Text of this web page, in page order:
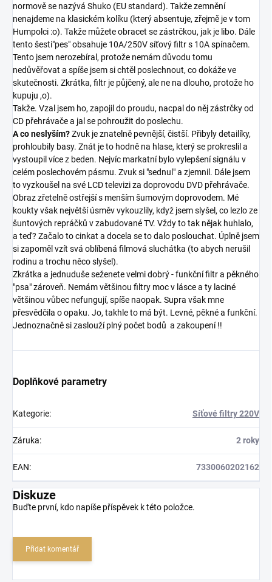
normově se nazývá Shuko (EU standard). Takže zemnění
nenajdeme na klasickém kolíku (který absentuje, zřejmě je v tom
Humpolci :o). Takže můžete obracet se zástrčkou, jak je libo. Dále
tento šesti"pes" obsahuje 10A/250V síťový filtr s 10A spínačem.
Tento jsem nerozebíral, protože nemám důvodu tomu
nedůvěřovat a spíše jsem si chtěl poslechnout, co dokáže ve
skutečnosti. Zkrátka, filtr je půjčený, ale ne na dlouho, protože ho
kupuju ,o).
Takže. Vzal jsem ho, zapojil do proudu, nacpal do něj zástrčky od
CD přehrávače a jal se pohroužit do poslechu.
A co neslyším?Zvuk je znatelně pevnější, čistší. Přibyly detailíky,
prohloubily basy. Znát je to hodně na hlase, který se prokreslil a
vystoupil více z beden. Nejvíc markatní bylo vylepšení signálu v
celém poslechovém pásmu. Zvuk si "sednul" a zjemnil. Dále jsem
to vyzkoušel na své LCD televizi za doprovodu DVD přehrávače.
Obraz zřetelně ostřejší s menším šumovým doprovodem. Mé
koukty však největší úsměv vykouzlily, když jsem slyšel, co lezlo ze
šuntových repráčků v zabudované TV. Vždy to tak nějak huhlalo,
a teď? Začalo to cinkat a docela se to dalo poslouchat. Úplně jsem
si zapoměl vzít svá oblíbená filmová sluchátka (to abych nerušil
rodinu a trochu něco slyšel).
Zkrátka a jednuduše seženete velmi dobrý - funkční filtr a pěkného
"psa" zároveň. Nemám většinou filtry moc v lásce a ty laciné
většinou vůbec nefungují, spíše naopak. Supra však mne
přesvědčila o opaku. Jo, takhle to má být. Levné, pěkné a funkční.
Jednoznačně si zaslouží plný počet bodů a zakoupení !!
Doplňkové parametry
Kategorie: Síťové filtry 220V
Záruka: 2 roky
EAN: 7330060202162
Diskuze
Buďte první, kdo napíše příspěvek k této položce.
Přidat komentář